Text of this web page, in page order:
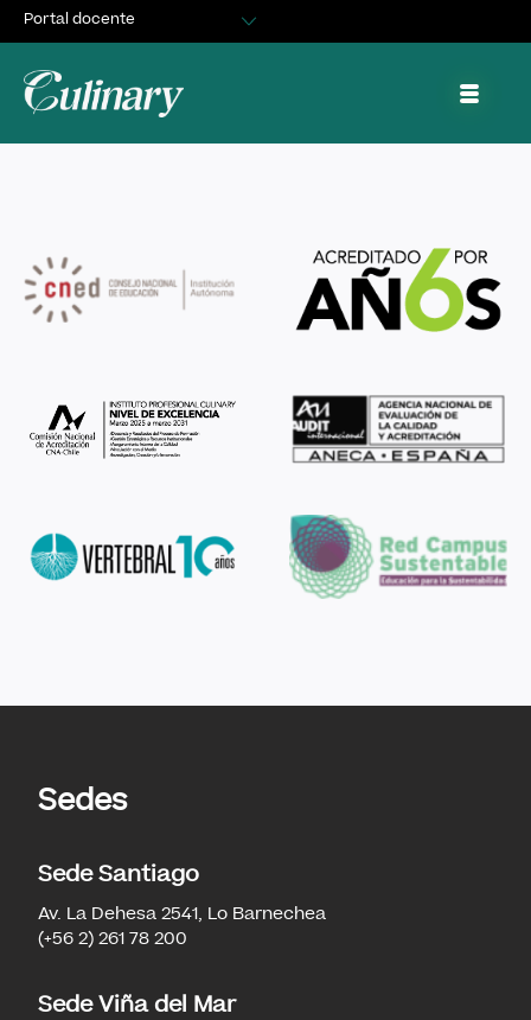
Portal docente
Portal de trabajo y prácticas
Noviembre 30, 2021
cquiroz
Sedes
Sede Santiago
Av. La Dehesa 2541, Lo Barnechea
(+56 2) 261 78 200
Sede Viña del Mar